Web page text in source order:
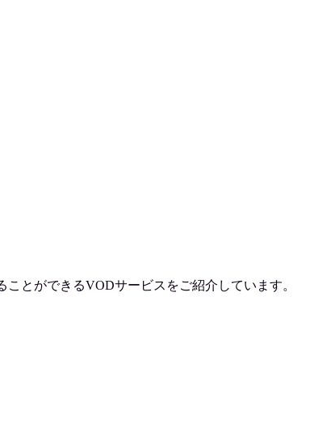
ことができるVODサービスをご紹介しています。